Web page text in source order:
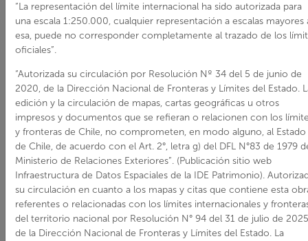
Edificio de
la antigua
Nitrate
Agencies
Limited
FICHA TÉCNICA
Región:Tarapacá
Provincia:Iquique
Comuna:Iquique
“La representación del límite internacional ha sido autorizada para
una escala 1:250.000, cualquier representación a escalas mayores
esa, puede no corresponder completamente al trazado de los
oficiales”.
“Autorizada su circulación por Resolución Nº 34 del 5 de junio de
2020, de la Dirección Nacional de Fronteras y Límites del Estado.
edición y la circulación de mapas, cartas geográficas u otros
impresos y documentos que se refieran o relacionen con los
y fronteras de Chile, no comprometen, en modo alguno, al Estado
de Chile, de acuerdo con el Art. 2°, letra g) del DFL N°83 de 1979
Ministerio de Relaciones Exteriores”. (Publicación sitio web
Infraestructura de Datos Espaciales de la IDE Patrimonio).
su circulación en cuanto a los mapas y citas que contiene esta
referentes o relacionadas con los límites internacionales y
del territorio nacional por Resolución N° 94 del 31 de julio de 2025
de la Dirección Nacional de Fronteras y Límites del Estado. La